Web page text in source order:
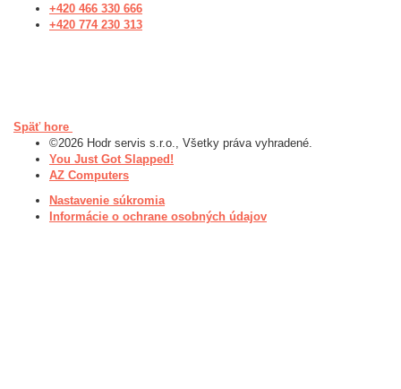
+420 466 330 666
+420 774 230 313
Späť hore
©2026 Hodr servis s.r.o., Všetky práva vyhradené.
You Just Got Slapped!
AZ Computers
Nastavenie súkromia
Informácie o ochrane osobných údajov